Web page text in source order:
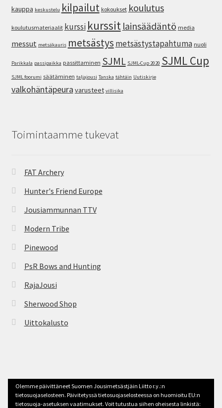
kauppa keskustelu kilpailut kokoukset koulutus
koulutusmateriaalit kurssi kurssit lainsäädäntö media
messut metsäkauris metsästys metsästystapahtuma nuoli
Parikkala passipaikka passittaminen SJML SJML-Cup 2020 SJML Cup
SJML foorumi säätäminen taljajousi Tanska tähtäin Uutiskirje
valkohäntäpeura varusteet villisika
Toimintaamme tukevat
FAT Archery
Hunter's Friend Europe
Jousiammunnan TTV
Modern Tribe
Pinewood
PsR Bows and Hunting
RajaJousi
Sherwood Shop
Uittokalusto
© jousimetsastys.fi 2026
Tehty Storefront -teemalla.
Olemme päivittäneet Suomen Jousimetsästjäin Liitto r.y.:n
tietosuojaselosteen. Päivitetyssä tietosuojaselosteessa on huomioitu EU:n
tietosuoja-asetuksen vaatimukset. Voit tutustua siihen oheisesta linkistä: